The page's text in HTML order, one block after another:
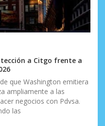
a Citgo frente a
que Washington emitiera
ampliamente a las
negocios con Pdvsa.
las